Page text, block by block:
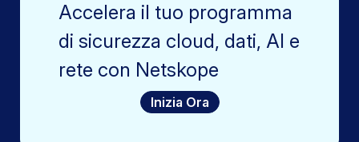
Accelera il tuo programma
di sicurezza cloud, dati, AI e
rete con Netskope
Inizia Ora